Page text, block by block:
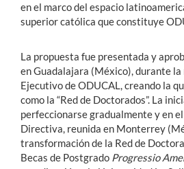
en el marco del espacio
superior católica que constituye
La propuesta fue presentada y
en Guadalajara (México), durante la
Ejecutivo de ODUCAL, creando la
como la “Red de Doctorados”. La
perfeccionarse gradualmente y en
Directiva, reunida en Monterrey
transformación de la Red de
Becas de Postgrado Progressio